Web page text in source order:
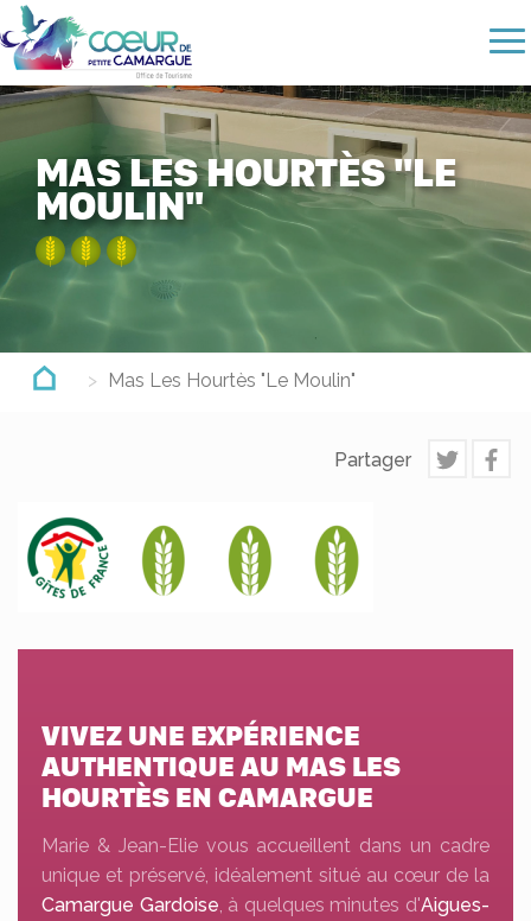
Aller
au
contenu
principal
MAS LES HOURTÈS "LE
MOULIN"
Mas Les Hourtès "Le Moulin"
Partager
VIVEZ UNE EXPÉRIENCE
AUTHENTIQUE AU MAS LES
HOURTÈS EN CAMARGUE
Marie & Jean-Elie vous accueillent dans un cadre
unique et préservé, idéalement situé au cœur de la
Camargue Gardoise , à quelques minutes d'Aigues-